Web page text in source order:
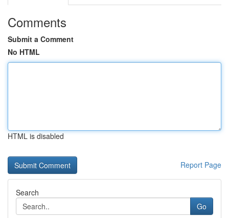
Comments
Submit a Comment
No HTML
HTML is disabled
Report Page
Search
Go